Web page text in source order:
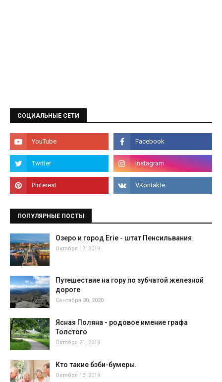
СОЦИАЛЬНЫЕ СЕТИ
ПОПУЛЯРНЫЕ ПОСТЫ
Озеро и город Erie - штат Пенсильвания
Октября 13, 2019
Путешествие на гору по зубчатой железной
дороге
Сентября 30, 2020
Ясная Поляна - родовое имение графа
Толстого
Октября 21, 2019
Кто такие бэби-бумеры.
Октября 13, 2019